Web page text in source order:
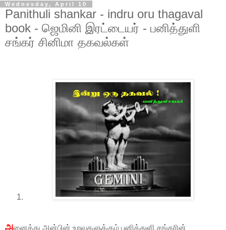
Wednesday, April 10
Panithuli shankar - indru oru thagaval
book - ஜெமினி இரட்டையர் - பனித்துளி
சங்கர் சினிமா தகவல்கள்
அனைத்து அன்பின் உறவுகளுக்கும் பனித்துளி சங்கரின்